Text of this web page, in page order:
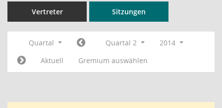
Vertreter Sitzungen
Quartal Quartal 2
2014
Aktuell
Gremium auswählen